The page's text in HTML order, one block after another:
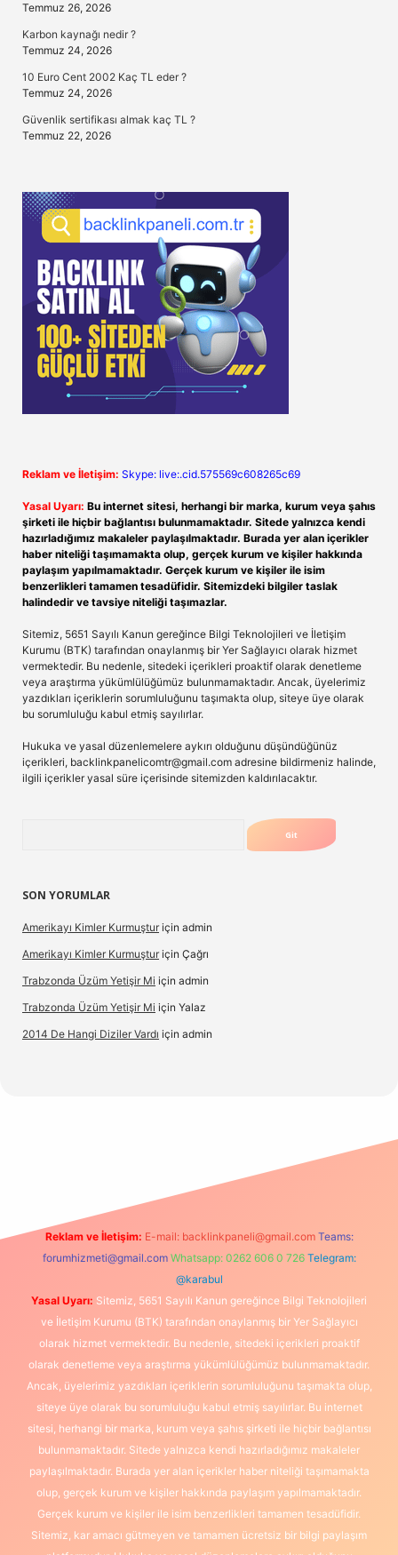
Temmuz 26, 2026
Karbon kaynağı nedir ?
Temmuz 24, 2026
10 Euro Cent 2002 Kaç TL eder ?
Temmuz 24, 2026
Güvenlik sertifikası almak kaç TL ?
Temmuz 22, 2026
Reklam ve İletişim: Skype: live:.cid.575569c608265c69
Yasal Uyarı: Bu internet sitesi, herhangi bir marka, kurum veya şahıs
şirketi ile hiçbir bağlantısı bulunmamaktadır. Sitede yalnızca kendi
hazırladığımız makaleler paylaşılmaktadır. Burada yer alan içerikler
haber niteliği taşımamakta olup, gerçek kurum ve kişiler hakkında
paylaşım yapılmamaktadır. Gerçek kurum ve kişiler ile isim
benzerlikleri tamamen tesadüfidir. Sitemizdeki bilgiler taslak
halindedir ve tavsiye niteliği taşımazlar.
Sitemiz, 5651 Sayılı Kanun gereğince Bilgi Teknolojileri ve İletişim
Kurumu (BTK) tarafından onaylanmış bir Yer Sağlayıcı olarak hizmet
vermektedir. Bu nedenle, sitedeki içerikleri proaktif olarak denetleme
veya araştırma yükümlülüğümüz bulunmamaktadır. Ancak, üyelerimiz
yazdıkları içeriklerin sorumluluğunu taşımakta olup, siteye üye olarak
bu sorumluluğu kabul etmiş sayılırlar.
Hukuka ve yasal düzenlemelere aykırı olduğunu düşündüğünüz
içerikleri, backlinkpanelicomtr@gmail.com adresine bildirmeniz halinde,
ilgili içerikler yasal süre içerisinde sitemizden kaldırılacaktır.
SON YORUMLAR
Amerikayı Kimler Kurmuştur için admin
Amerikayı Kimler Kurmuştur için Çağrı
Trabzonda Üzüm Yetişir Mi için admin
Trabzonda Üzüm Yetişir Mi için Yalaz
2014 De Hangi Diziler Vardı için admin
Reklam ve İletişim: E-mail: backlinkpaneli@gmail.com Teams:
forumhizmeti@gmail.com Whatsapp: 0262 606 0 726 Telegram:
@karabul
Yasal Uyarı: Sitemiz, 5651 Sayılı Kanun gereğince Bilgi Teknolojileri
ve İletişim Kurumu (BTK) tarafından onaylanmış bir Yer Sağlayıcı
olarak hizmet vermektedir. Bu nedenle, sitedeki içerikleri proaktif
olarak denetleme veya araştırma yükümlülüğümüz bulunmamaktadır.
Ancak, üyelerimiz yazdıkları içeriklerin sorumluluğunu taşımakta olup,
siteye üye olarak bu sorumluluğu kabul etmiş sayılırlar. Bu internet
sitesi, herhangi bir marka, kurum veya şahıs şirketi ile hiçbir bağlantısı
bulunmamaktadır. Sitede yalnızca kendi hazırladığımız makaleler
paylaşılmaktadır. Burada yer alan içerikler haber niteliği taşımamakta
olup, gerçek kurum ve kişiler hakkında paylaşım yapılmamaktadır.
Gerçek kurum ve kişiler ile isim benzerlikleri tamamen tesadüfidir.
Sitemiz, kar amacı gütmeyen ve tamamen ücretsiz bir bilgi paylaşım